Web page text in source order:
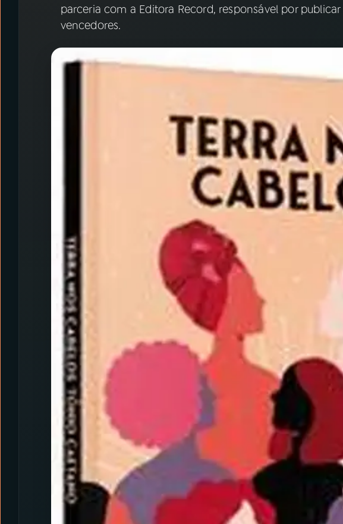
ACOMPANHE A RÁDIO MEC
Instagram X
parceria com a Editora Record, responsável por
vencedores.